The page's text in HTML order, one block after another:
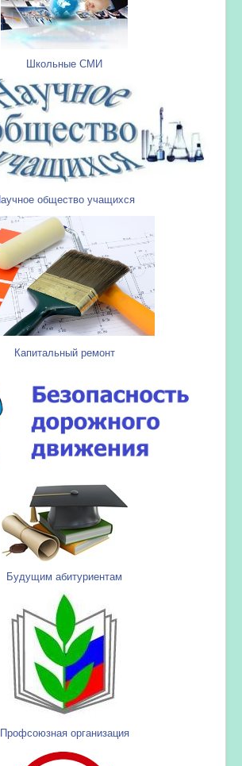
Школьные СМИ
общество учащихся
Капитальный ремонт
Будущим абитуриентам
Профсоюзная организация